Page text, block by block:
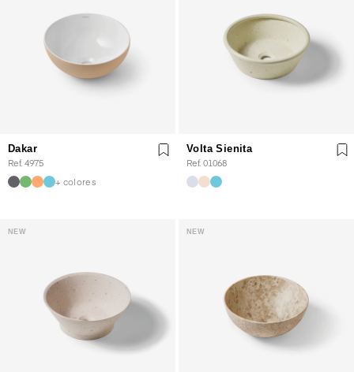
Dakar
Ref. 4975
+ colores
Volta Sienita
Ref. 01068
NEW NEW